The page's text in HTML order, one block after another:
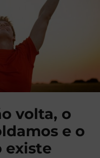
volta, o
e o
existe